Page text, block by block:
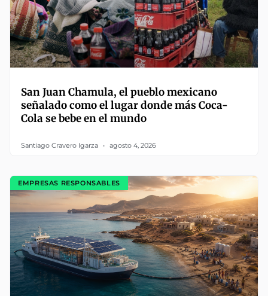
San Juan Chamula, el pueblo mexicano
señalado como el lugar donde más Coca-
Cola se bebe en el mundo
Santiago Cravero Igarza agosto 4, 2026
EMPRESAS RESPONSABLES